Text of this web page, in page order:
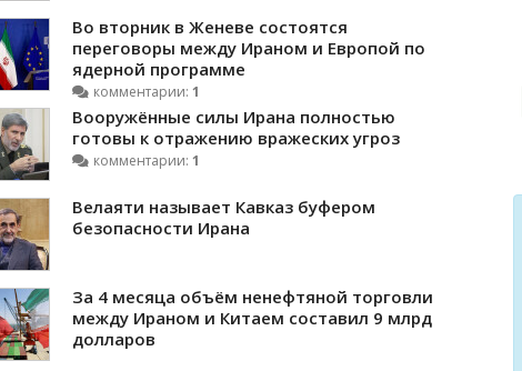
Во вторник в Женеве состоятся
переговоры между Ираном и Европой по
ядерной программе
комментарии: 1
Вооружённые силы Ирана полностью
готовы к отражению вражеских угроз
комментарии: 1
Велаяти называет Кавказ буфером
безопасности Ирана
За 4 месяца объём ненефтяной торговли
между Ираном и Китаем составил 9 млрд
долларов